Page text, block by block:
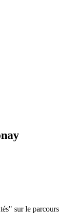
sur le parcours